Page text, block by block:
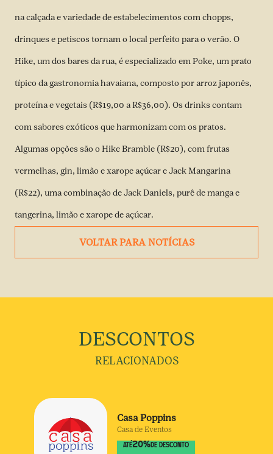
na calçada e variedade de estabelecimentos com chopps,
drinques e petiscos tornam o local perfeito para o verão. O
Hike, um dos bares da rua, é especializado em Poke, um prato
típico da gastronomia havaiana, composto por arroz japonês,
proteína e vegetais (R$19,00 a R$36,00). Os drinks contam
com sabores exóticos que harmonizam com os pratos.
Algumas opções são o Hike Bramble (R$20), com frutas
vermelhas, gin, limão e xarope açúcar e Jack Mangarina
(R$22), uma combinação de Jack Daniels, purê de manga e
tangerina, limão e xarope de açúcar.
VOLTAR PARA NOTÍCIAS
DESCONTOS
RELACIONADOS
Casa Poppins
Casa de Eventos
ATÉ20% DE DESCONTO